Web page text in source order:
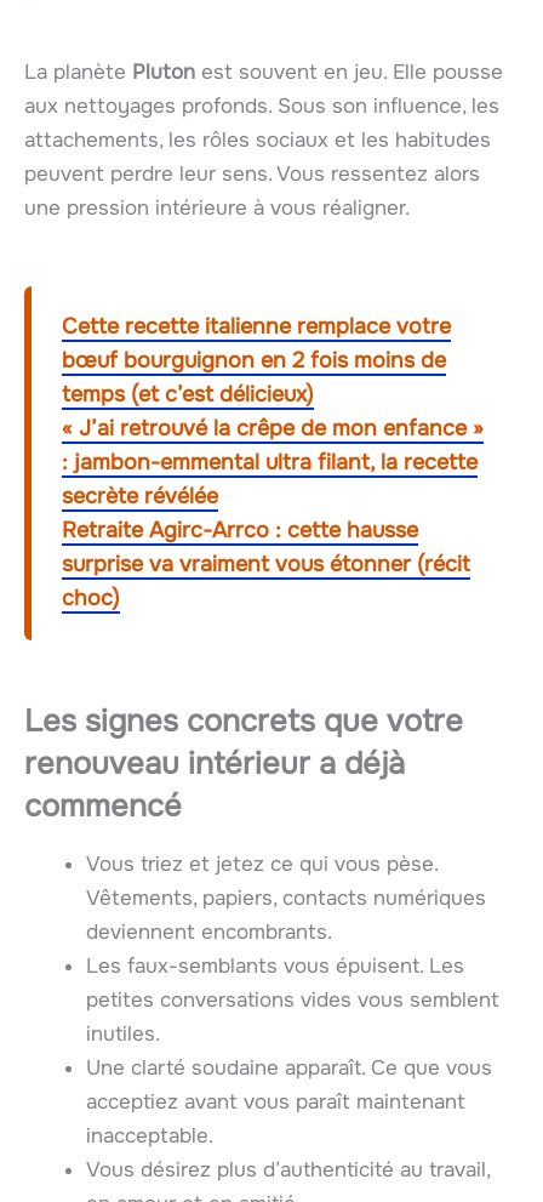
La planète Pluton est souvent en jeu. Elle pousse
aux nettoyages profonds. Sous son influence, les
attachements, les rôles sociaux et les habitudes
peuvent perdre leur sens. Vous ressentez alors
une pression intérieure à vous réaligner.
Cette recette italienne remplace votre
bœuf bourguignon en 2 fois moins de
temps (et c’est délicieux)
« J’ai retrouvé la crêpe de mon enfance »
: jambon-emmental ultra filant, la recette
secrète révélée
Retraite Agirc-Arrco : cette hausse
surprise va vraiment vous étonner (récit
choc)
Les signes concrets que votre
renouveau intérieur a déjà
commencé
Vous triez et jetez ce qui vous pèse.
Vêtements, papiers, contacts numériques
deviennent encombrants.
Les faux-semblants vous épuisent. Les
petites conversations vides vous semblent
inutiles.
Une clarté soudaine apparaît. Ce que vous
acceptiez avant vous paraît maintenant
inacceptable.
Vous désirez plus d’authenticité au travail,